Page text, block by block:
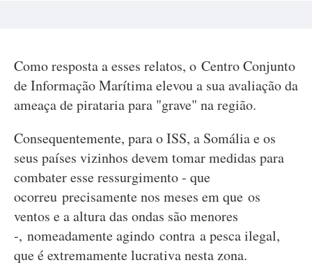
Como resposta a esses relatos, o Centro Conjunto
de Informação Marítima elevou a sua avaliação da
ameaça de pirataria para "grave" na região.
Consequentemente, para o ISS, a Somália e os
seus países vizinhos devem tomar medidas para
combater esse ressurgimento - que
ocorreu precisamente nos meses em que os
ventos e a altura das ondas são menores
-, nomeadamente agindo contra a pesca ilegal,
que é extremamente lucrativa nesta zona.